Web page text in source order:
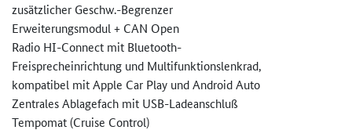
zusätzlicher Geschw.-Begrenzer
Erweiterungsmodul + CAN Open
Radio HI-Connect mit Bluetooth-
Freisprecheinrichtung und Multifunktionslenkrad,
kompatibel mit Apple Car Play und Android Auto
Zentrales Ablagefach mit USB-Ladeanschluß
Tempomat (Cruise Control)